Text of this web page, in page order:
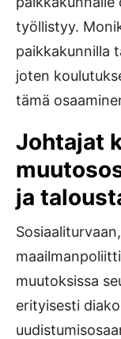
työllistyy.
paikkakunnilla
joten
tämä
Johtajat
ja
muutoksissa
erityisesti